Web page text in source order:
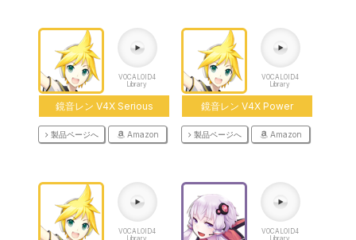
VOCALOID4
Library
鏡音レン V4X Serious
製品ページへ Amazon
VOCALOID4
Library
鏡音レン V4X Power
製品ページへ Amazon
VOCALOID4
VOCALOID4